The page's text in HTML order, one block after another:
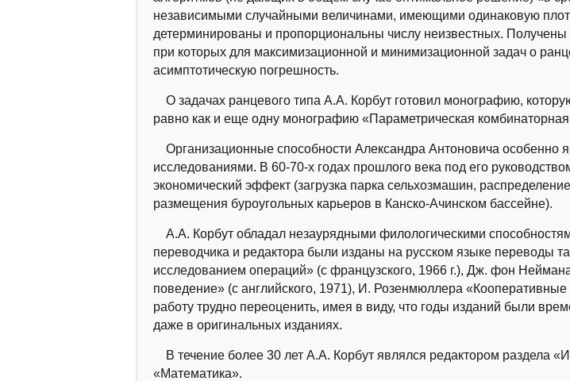
независимыми случайными величинами, имеющими одинаковую
детерминированы и пропорциональны числу неизвестных.
при которых для максимизационной и минимизационной задач о
асимптотическую погрешность.
О задачах ранцевого типа А.А. Корбут готовил монографию,
равно как и еще одну монографию «Параметрическая
Организационные способности Александра Антоновича особенно
исследованиями. В 60-70-х годах прошлого века под его
экономический эффект (загрузка парка сельхозмашин,
размещения буроугольных карьеров в Канско-Ачинском бассейне).
А.А. Корбут обладал незаурядными филологическими
переводчика и редактора были изданы на русском языке переводы
исследованием операций» (с французского, 1966 г.), Дж. фон
поведение» (с английского, 1971), И. Розенмюллера
работу трудно переоценить, имея в виду, что годы изданий были
даже в оригинальных изданиях.
В течение более 30 лет А.А. Корбут являлся редактором раздела
«Математика».